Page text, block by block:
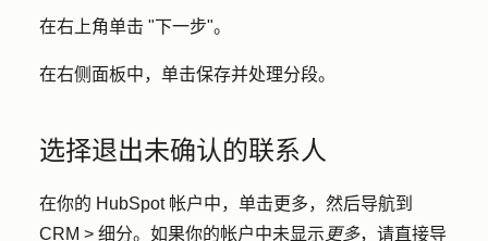
在右上角单击 "下一步"。
在右侧面板中，单击保存并处理分段。
选择退出未确认的联系人
在你的 HubSpot 帐户中，单击更多，然后导航到
CRM > 细分。如果你的帐户中未显示 更多，请直接导